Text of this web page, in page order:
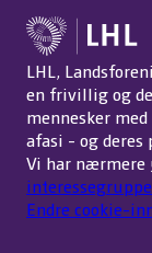
LHL,
en frivillig og
mennesker
afasi - og deres
Vi har nærmere
Endre cookie-